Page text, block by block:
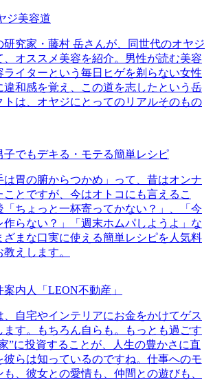
ジ美容道
研究家・藤村 岳さんが、同世代のオヤジ
、オススメ美容を紹介。男性が読む美容
ライターという毎日ヒゲを剃らない女性
違和感を覚え、この道を志したという岳
トは、オヤジにとってのリアルそのもの
子でもデキる・モテる簡単レシピ
は胃の腑からつかめ」って、昔はオンナ
ことですが、今はオトコにも言えるこ
「ちょっと一杯寄ってかない？」、「今
作らない？」「週末ホムパしようよ」な
ざまな口実に使える簡単レシピを人気料
えします。
内人「LEON不動産」
、自宅やインテリアにお金をかけてゲス
ます。もちろん自らも。もっとも過ごす
”に投資することが、人生の豊かさに直
彼らは知っているのですね。仕事へのモ
、彼女との愛情も、仲間との遊びも、